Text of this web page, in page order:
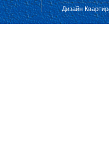
Дизайн